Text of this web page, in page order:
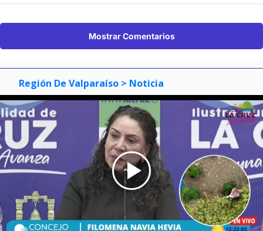
Mostrar Comentarios
Región De Valparaíso > Noticia